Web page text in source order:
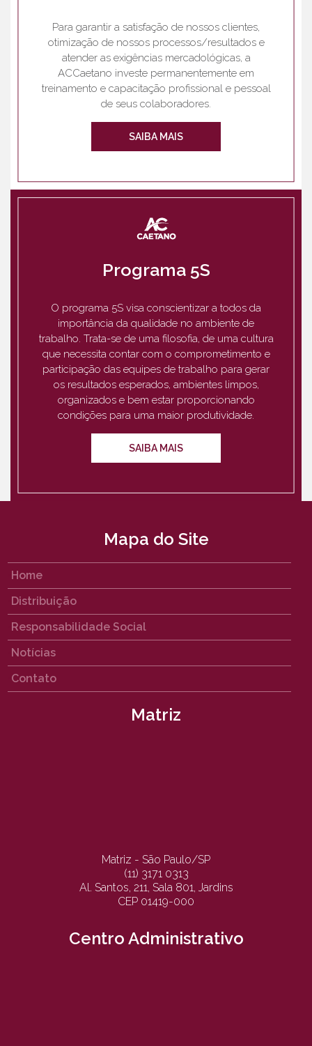
Para garantir a satisfação de nossos clientes,
otimização de nossos processos/resultados e
atender as exigências mercadológicas, a
ACCaetano investe permanentemente em
treinamento e capacitação profissional e pessoal
de seus colaboradores.
SAIBA MAIS
Programa 5S
O programa 5S visa conscientizar a todos da
importância da qualidade no ambiente de
trabalho. Trata-se de uma filosofia, de uma cultura
que necessita contar com o comprometimento e
participação das equipes de trabalho para gerar
os resultados esperados, ambientes limpos,
organizados e bem estar proporcionando
condições para uma maior produtividade.
SAIBA MAIS
Mapa do Site
Home
Distribuição
Responsabilidade Social
Notícias
Contato
Matriz
Matriz - São Paulo/SP
(11) 3171 0313
Al. Santos, 211, Sala 801, Jardins
CEP 01419-000
Centro Administrativo